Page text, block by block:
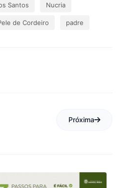
Santos Nucria
de Cordeiro padre
Próxima